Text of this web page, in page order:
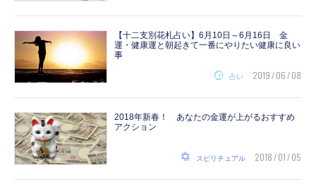
【十二支別花札占い】6月10日～6月16日 金
運・健康運と朝起きて一番にやりたい健康に良い
事
占い 2019 / 06 / 08
2018年新春！ あなたの金運が上がるおすすめ
アクション
スピリチュアル 2018 / 01 / 05